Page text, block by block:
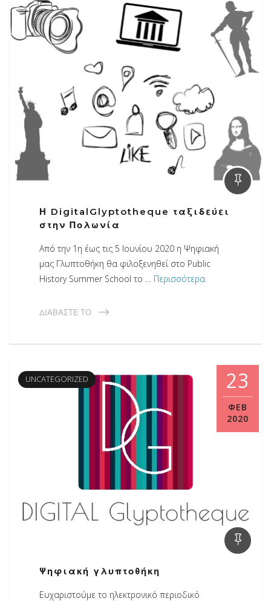
Η DigitalGlyptotheque ταξιδεύει
στην Πολωνία
Από την 1η έως τις 5 Ιουνίου 2020 η Ψηφιακή
μας Γλυπτοθήκη θα φιλοξενηθεί στο Public
History Summer School το … Περισσότερα
ΔΙΑΒΆΣΤΕ ΤΟ
UNCATEGORIZED 23
ΦΕΒ
2020
Ψηφιακή γλυπτοθήκη
Ευχαριστούμε το ηλεκτρονικό περιοδικό